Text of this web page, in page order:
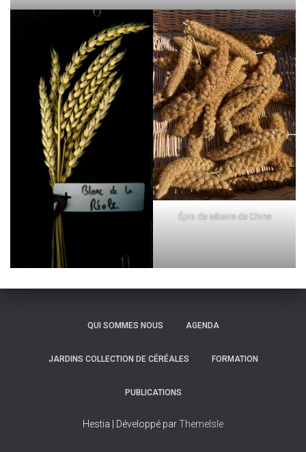
Épis de sétaire de Chine
QUI SOMMES NOUS AGENDA
JARDINS COLLECTION DE CÉRÉALES FORMATION
PUBLICATIONS
Hestia | Développé parThemeIsle